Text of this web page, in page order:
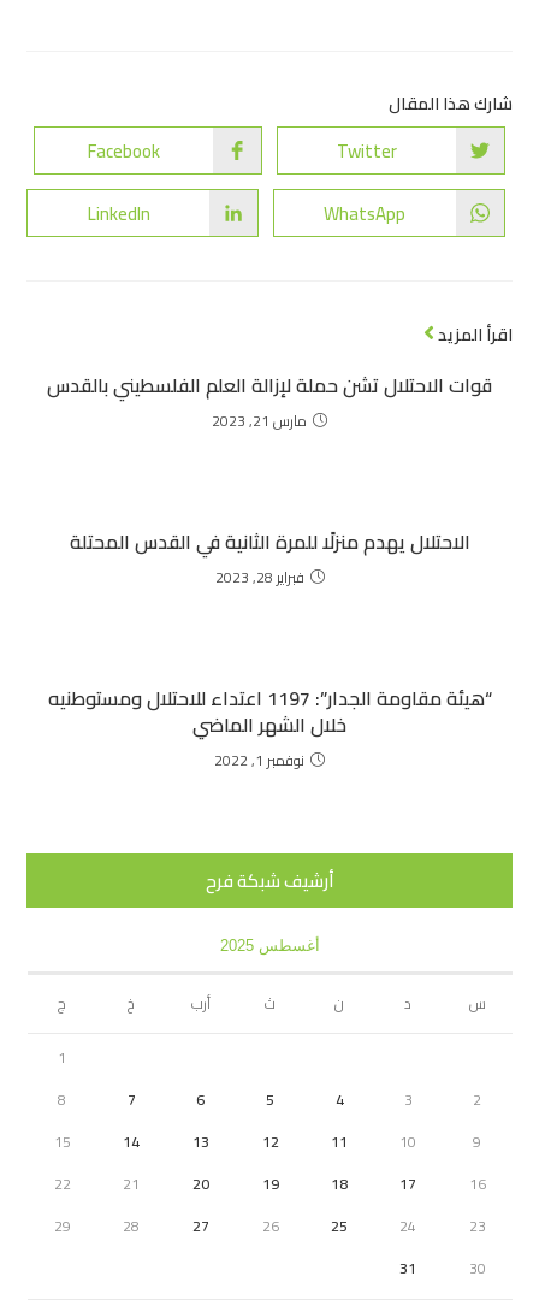
شارك هذا المقال
Twitter
Facebook
WhatsApp
LinkedIn
اقرأ المزيد
قوات الاحتلال تشن حملة لإزالة العلم الفلسطيني بالقدس
مارس 21, 2023
الاحتلال يهدم منزلًا للمرة الثانية في القدس المحتلة
فبراير 28, 2023
“هيئة مقاومة الجدار”: 1197 اعتداء للاحتلال ومستوطنيه
خلال الشهر الماضي
نوفمبر 1, 2022
أرشيف شبكة فرح
أغسطس 2025
س د ن ث أرب خ
ج
1
2
3
4
5
6
7
8
9
10
11
12
13
14
15
16
17
18
19
20
21
22
23
24
25
26
27
28
29
30
31